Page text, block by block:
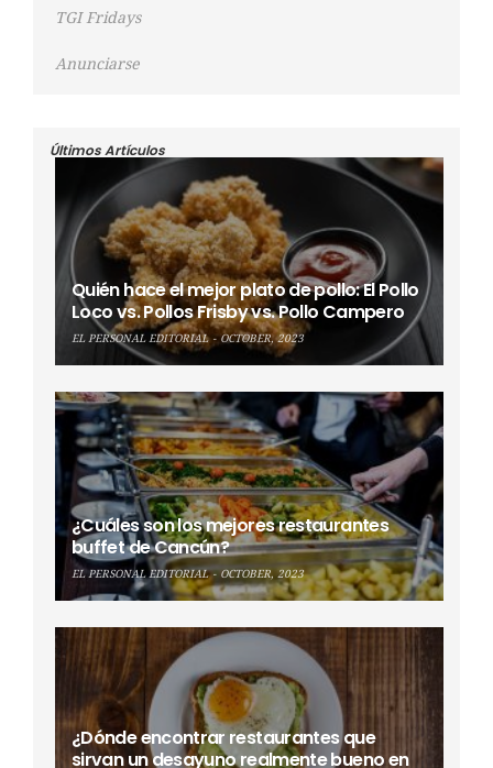
TGI Fridays
Anunciarse
Últimos Artículos
Quién hace el mejor plato de pollo: El Pollo
Loco vs. Pollos Frisby vs. Pollo Campero
EL PERSONAL EDITORIAL OCTOBER, 2023
¿Cuáles son los mejores restaurantes
buffet de Cancún?
EL PERSONAL EDITORIAL OCTOBER, 2023
¿Dónde encontrar restaurantes que
sirvan un desayuno realmente bueno en